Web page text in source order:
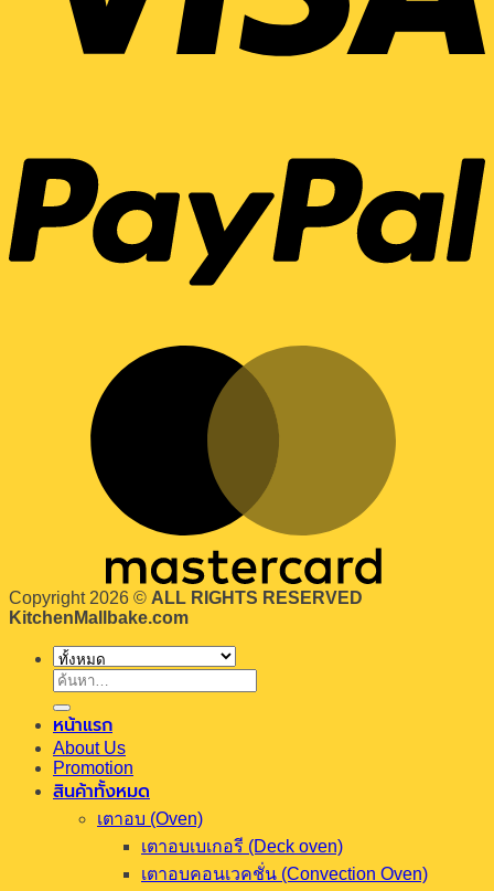
Copyright 2026 © ALL RIGHTS RESERVED
KitchenMallbake.com
ค้นหา:
หน้าแรก
About Us
Promotion
สินค้าทั้งหมด
เตาอบ (Oven)
เตาอบเบเกอรี (Deck oven)
เตาอบคอนเวคชั่น (Convection Oven)